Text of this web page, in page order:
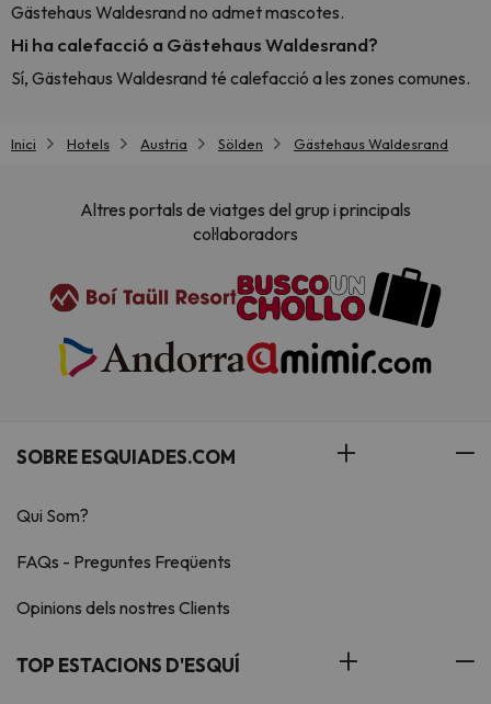
Gästehaus Waldesrand no admet mascotes.
Hi ha calefacció a Gästehaus Waldesrand?
Sí, Gästehaus Waldesrand té calefacció a les zones comunes.
Inici Hotels Austria Sölden Gästehaus Waldesrand
Altres portals de viatges del grup i principals
col·laboradors
SOBRE ESQUIADES.COM
Qui Som?
FAQs - Preguntes Freqüents
Opinions dels nostres Clients
TOP ESTACIONS D'ESQUÍ